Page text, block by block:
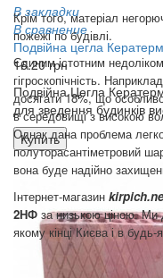
В закладки
В сравнение
Подвійна цегла
16.20 грн
Подвійна Цегла
для зведення будинків
Купить
Крім того, матеріал
пожежі по будівлі.
Єдиним істотним
гігроскопічність.
досягати 18%, що
в середовищі з високою
Однак дана проблема
полуторасантіметровий
вона буде надійно
Інтернет-магазин
2НФ за низькою ціною. Ми
якому кінці Києва і в